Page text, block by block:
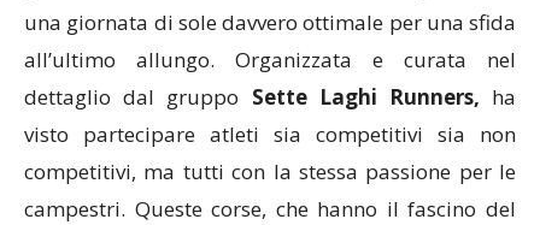
una giornata di sole davvero ottimale per una sfida
all’ultimo allungo. Organizzata e curata nel
dettaglio dal gruppo Sette Laghi Runners, ha
visto partecipare atleti sia competitivi sia non
competitivi, ma tutti con la stessa passione per le
campestri. Queste corse, che hanno il fascino del